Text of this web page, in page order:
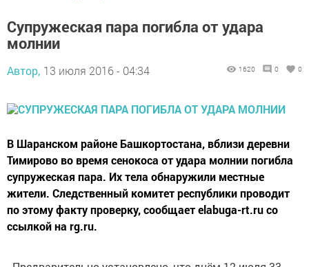
Супружеская пара погибла от удара
молнии
Автор, 13 июля 2016 - 04:34 1620 0 0
В Шаранском районе Башкортостана, вблизи деревни
Тимирово во время сенокоса от удара молнии погибла
супружеская пара. Их тела обнаружили местные
жители. Следственный комитет республики проводит
по этому факту проверку, сообщает elabuga-rt.ru со
ссылкой на rg.ru.